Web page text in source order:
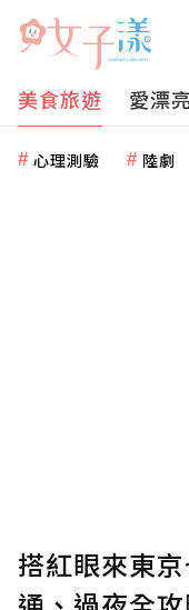
美食旅遊 愛漂亮
心理測驗 陸劇
搭紅眼來東